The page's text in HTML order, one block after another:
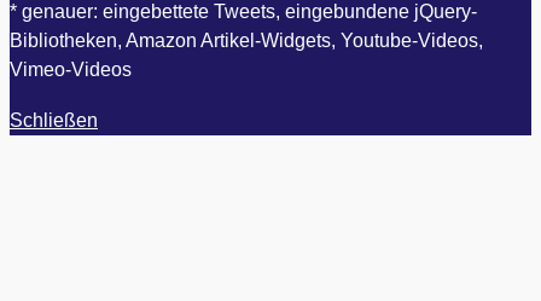
* genauer: eingebettete Tweets, eingebundene jQuery-
Bibliotheken, Amazon Artikel-Widgets, Youtube-Videos,
Vimeo-Videos
Schließen